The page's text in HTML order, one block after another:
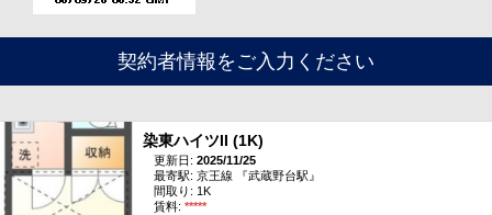
契約者情報をご入力ください
染東ハイツII (1K)
更新日: 2025/11/25
最寄駅: 京王線 『武蔵野台駅』
間取り: 1K
賃料: *****